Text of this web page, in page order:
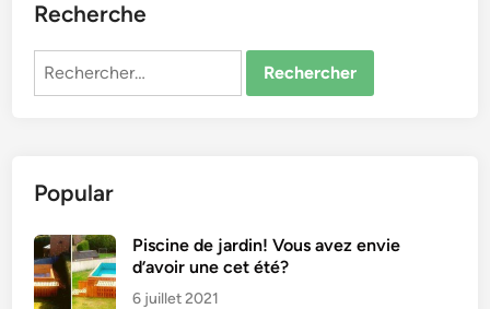
Recherche
Rechercher :
Popular
Piscine de jardin! Vous avez envie
d’avoir une cet été?
6 juillet 2021